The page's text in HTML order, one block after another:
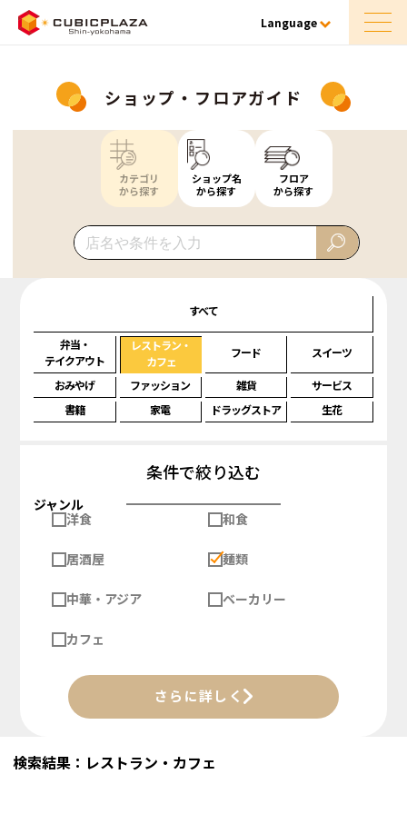
Language
ショップ・フロアガイド
カテゴリ
から探す
ショップ名
から探す
フロア
から探す
すべて
弁当・
テイクアウト
レストラン・
カフェ
フード スイーツ
おみやげ ファッション 雑貨
サービス
書籍
家電 ドラッグストア 生花
条件で絞り込む
ジャンル
洋食
和食
居酒屋 麺類
中華・アジア ベーカリー
カフェ
さらに詳しく
検索結果：レストラン・カフェ